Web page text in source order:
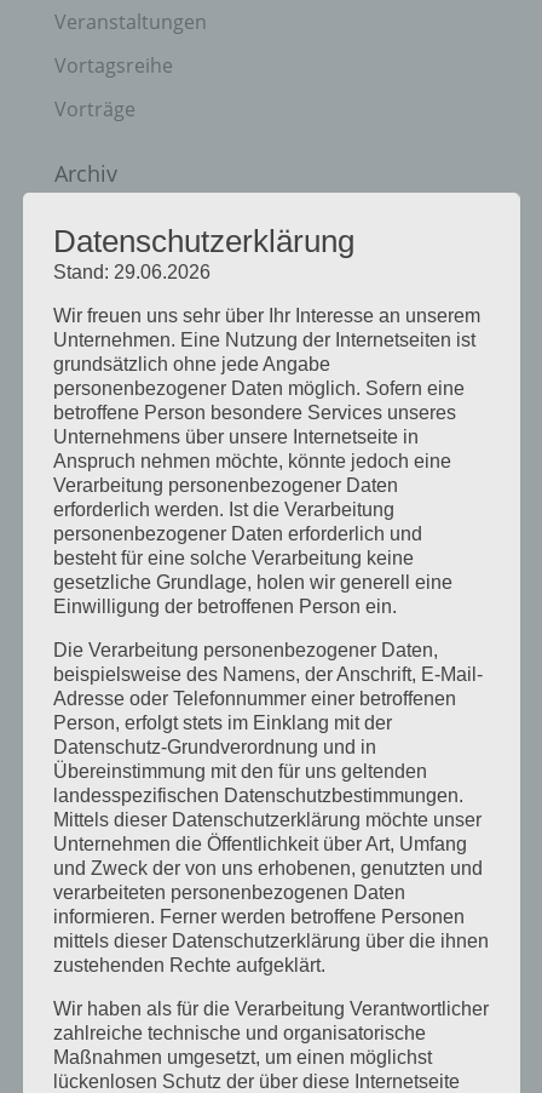
Veranstaltungen
Vortagsreihe
Vorträge
Archiv
März 2026
Dezember 2025
April 2025
März 2025
Februar 2025
Januar 2025
Dezember 2024
September 2024
August 2024
April 2024
März 2024
Januar 2024
Dezember 2023
November 2023
Oktober 2023
September 2023
Juli 2023
Juni 2023
Mai 2023
Datenschutzerklärung
Stand: 29.06.2026
Wir freuen uns sehr über Ihr Interesse an unserem
Unternehmen. Eine Nutzung der Internetseiten ist
grundsätzlich ohne jede Angabe
personenbezogener Daten möglich. Sofern eine
betroffene Person besondere Services unseres
Unternehmens über unsere Internetseite in
Anspruch nehmen möchte, könnte jedoch eine
Verarbeitung personenbezogener Daten
erforderlich werden. Ist die Verarbeitung
personenbezogener Daten erforderlich und
besteht für eine solche Verarbeitung keine
gesetzliche Grundlage, holen wir generell eine
Einwilligung der betroffenen Person ein.
Die Verarbeitung personenbezogener Daten,
beispielsweise des Namens, der Anschrift, E-Mail-
Adresse oder Telefonnummer einer betroffenen
Person, erfolgt stets im Einklang mit der
Datenschutz-Grundverordnung und in
Übereinstimmung mit den für uns geltenden
landesspezifischen Datenschutzbestimmungen.
Mittels dieser Datenschutzerklärung möchte unser
Unternehmen die Öffentlichkeit über Art, Umfang
und Zweck der von uns erhobenen, genutzten und
verarbeiteten personenbezogenen Daten
informieren. Ferner werden betroffene Personen
mittels dieser Datenschutzerklärung über die ihnen
zustehenden Rechte aufgeklärt.
Wir haben als für die Verarbeitung Verantwortlicher
zahlreiche technische und organisatorische
Maßnahmen umgesetzt, um einen möglichst
lückenlosen Schutz der über diese Internetseite